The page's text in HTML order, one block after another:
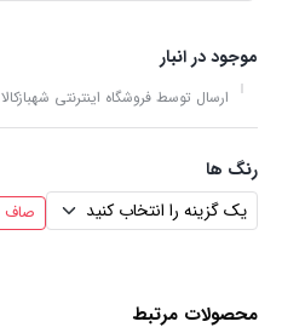
موجود در انبار
ارسال توسط فروشگاه اینترنتی شهبازکالا
رنگ ها
صاف
محصولات مرتبط